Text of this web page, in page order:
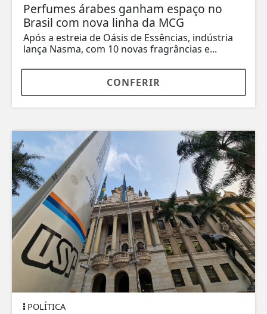
Perfumes árabes ganham espaço no
Brasil com nova linha da MCG
Após a estreia de Oásis de Essências, indústria
lança Nasma, com 10 novas fragrâncias e...
CONFERIR
POLÍTICA